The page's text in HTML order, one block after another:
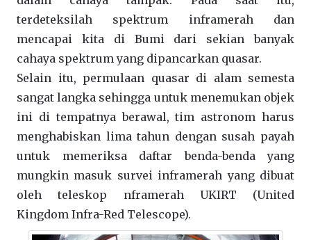
terdeteksilah spektrum inframerah dan
mencapai kita di Bumi dari sekian banyak
cahaya spektrum yang dipancarkan quasar.
Selain itu, permulaan quasar di alam semesta
sangat langka sehingga untuk menemukan objek
ini di tempatnya berawal, tim astronom harus
menghabiskan lima tahun dengan susah payah
untuk memeriksa daftar benda-benda yang
mungkin masuk survei inframerah yang dibuat
oleh teleskop nframerah UKIRT (United
Kingdom Infra-Red Telescope).